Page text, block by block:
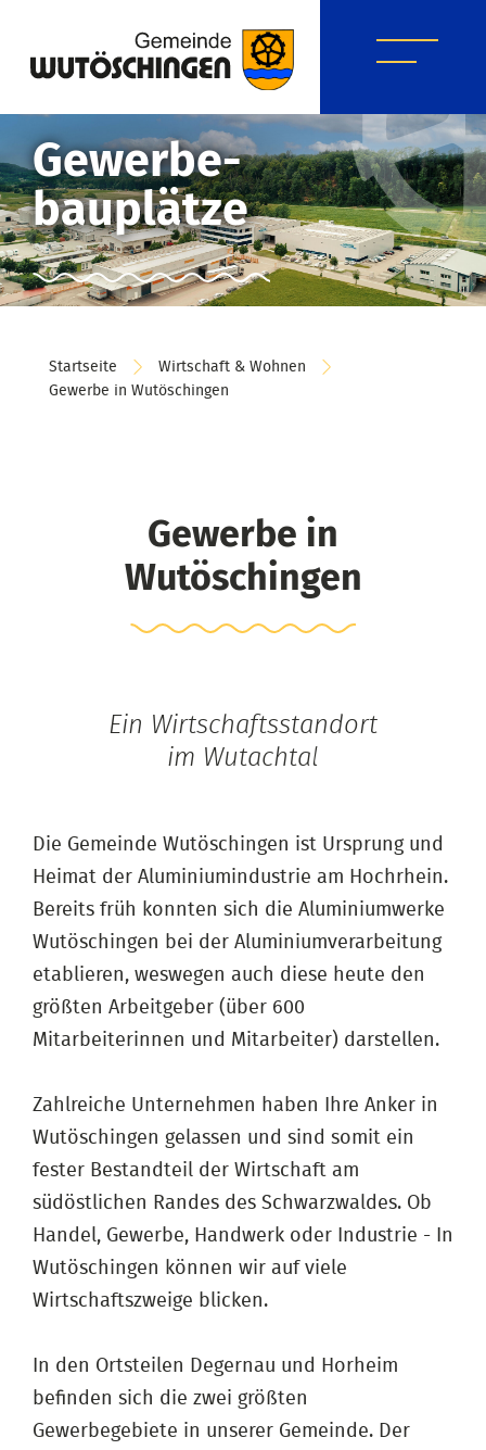
Gewerbe-
bauplätze
Startseite
Wirtschaft & Wohnen
Gewerbe in Wutöschingen
Gewerbe in
Wutöschingen
Ein Wirtschaftsstandort
im Wutachtal
Die Gemeinde Wutöschingen ist Ursprung und
Heimat der Aluminiumindustrie am Hochrhein.
Bereits früh konnten sich die Aluminiumwerke
Wutöschingen bei der Aluminiumverarbeitung
etablieren, weswegen auch diese heute den
größten Arbeitgeber (über 600
Mitarbeiterinnen und Mitarbeiter) darstellen.
Zahlreiche Unternehmen haben Ihre Anker in
Wutöschingen gelassen und sind somit ein
fester Bestandteil der Wirtschaft am
südöstlichen Randes des Schwarzwaldes. Ob
Handel, Gewerbe, Handwerk oder Industrie - In
Wutöschingen können wir auf viele
Wirtschaftszweige blicken.
In den Ortsteilen Degernau und Horheim
befinden sich die zwei größten
Gewerbegebiete in unserer Gemeinde. Der